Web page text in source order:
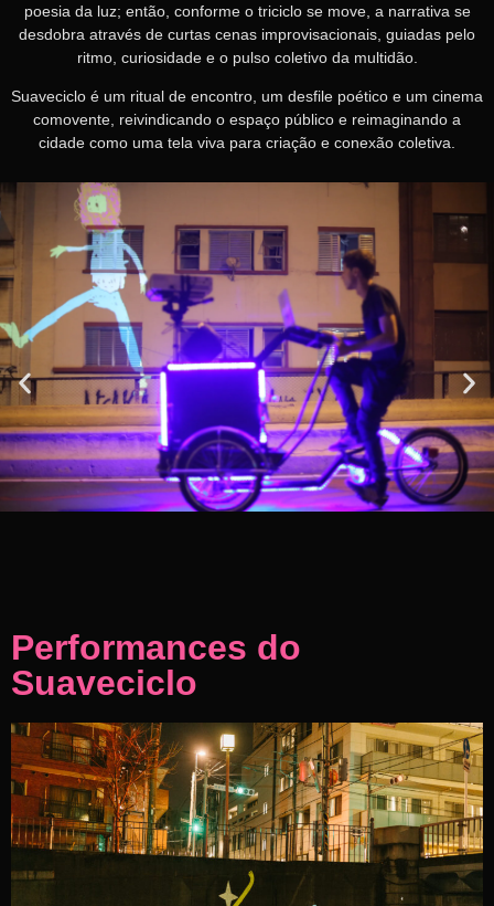
poesia da luz; então, conforme o triciclo se move, a narrativa se
desdobra através de curtas cenas improvisacionais, guiadas pelo
ritmo, curiosidade e o pulso coletivo da multidão.
Suaveciclo é um ritual de encontro, um desfile poético e um cinema
comovente, reivindicando o espaço público e reimaginando a
cidade como uma tela viva para criação e conexão coletiva.
Performances do
Suaveciclo